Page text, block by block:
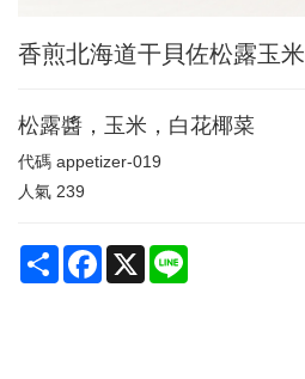
香煎北海道干貝佐松露玉米
松露醬，玉米，白花椰菜
代碼 appetizer-019
人氣 239
Share Facebook
X